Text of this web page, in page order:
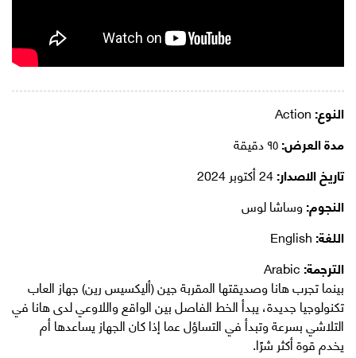
النوع:
مدة العرض:
تاريخ الاصدار:
النجوم:وساشا لوس
اللغة:
الترجمة:
بينما تجرب هانا وصديقتها المقربة جين (أليكسيس رين) جهاز العاب
تكنولوجيا جديدة، يبدأ الخط الفاصل بين الواقع واللاوعي لدى هانا في
التلاشي بسرعة وتبدأ في التساؤل عما إذا كان الجهاز يساعدها أم
يخدم قوة أكثر شرًا.